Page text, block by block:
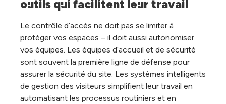
outils qui facilitent leur travail
Le contrôle d’accès ne doit pas se limiter à
protéger vos espaces – il doit aussi autonomiser
vos équipes. Les équipes d’accueil et de sécurité
sont souvent la première ligne de défense pour
assurer la sécurité du site. Les systèmes intelligents
de gestion des visiteurs simplifient leur travail en
automatisant les processus routiniers et en